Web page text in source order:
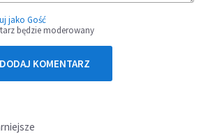
jako Gość
będzie moderowany
DODAJ KOMENTARZ